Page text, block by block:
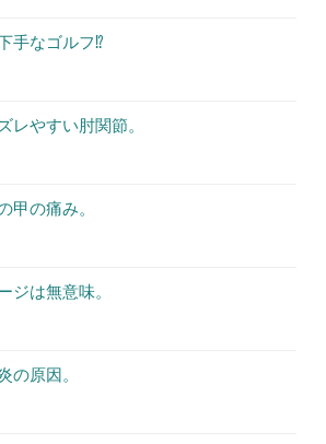
手なゴルフ⁉︎
レやすい肘関節。
甲の痛み。
ジは無意味。
の原因。